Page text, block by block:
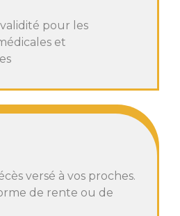
pour les
et
versé à vos proches.
de rente ou de